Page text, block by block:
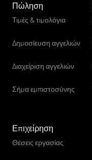
Πώληση
Τιμές & τιμολόγια
Δημοσίευση αγγελιών
Διαχείριση αγγελιών
Σήμα εμπιστοσύνης
Επιχείρηση
Θέσεις εργασίας